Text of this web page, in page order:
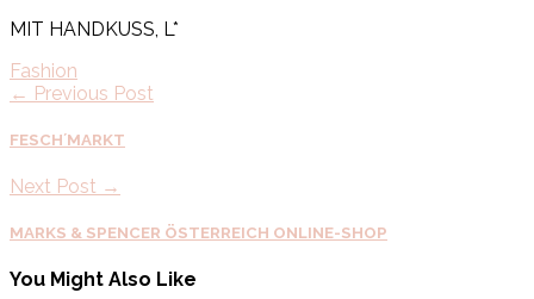
MIT HANDKUSS, L*
Fashion
← Previous Post
FESCH´MARKT
Next Post →
MARKS & SPENCER ÖSTERREICH ONLINE-SHOP
You Might Also Like